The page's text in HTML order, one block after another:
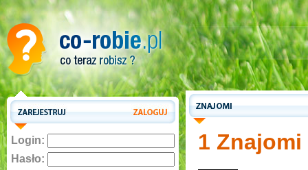
Login:
Hasło:
1